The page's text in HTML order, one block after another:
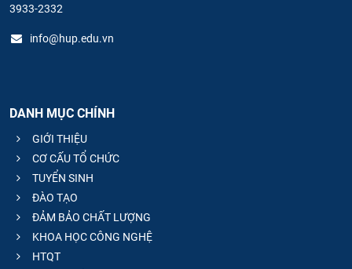
3933-2332
info@hup.edu.vn
DANH MỤC CHÍNH
GIỚI THIỆU
CƠ CẤU TỔ CHỨC
TUYỂN SINH
ĐÀO TẠO
ĐẢM BẢO CHẤT LƯỢNG
KHOA HỌC CÔNG NGHỆ
HTQT